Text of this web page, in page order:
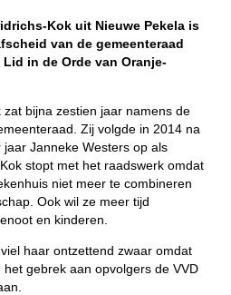
Kok uit Nieuwe Pekela is
van de gemeenteraad
in de Orde van Oranje-
bijna zestien jaar namens de
Zij volgde in 2014 na
Janneke Westers op als
stopt met het raadswerk omdat
niet meer te combineren
Ook wil ze meer tijd
en kinderen.
haar ontzettend zwaar omdat
gebrek aan opvolgers de VVD